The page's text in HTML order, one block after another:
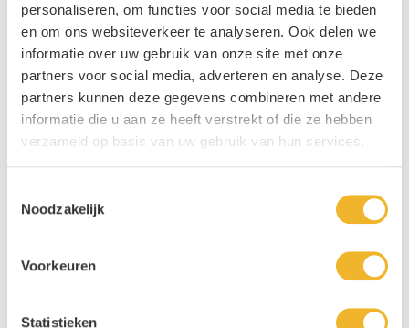
personaliseren, om functies voor social media te bieden
en om ons websiteverkeer te analyseren. Ook delen we
informatie over uw gebruik van onze site met onze
partners voor social media, adverteren en analyse. Deze
partners kunnen deze gegevens combineren met andere
informatie die u aan ze heeft verstrekt of die ze hebben
verzameld op basis van uw gebruik van hun services.
Noodzakelijk
Voorkeuren
Statistieken